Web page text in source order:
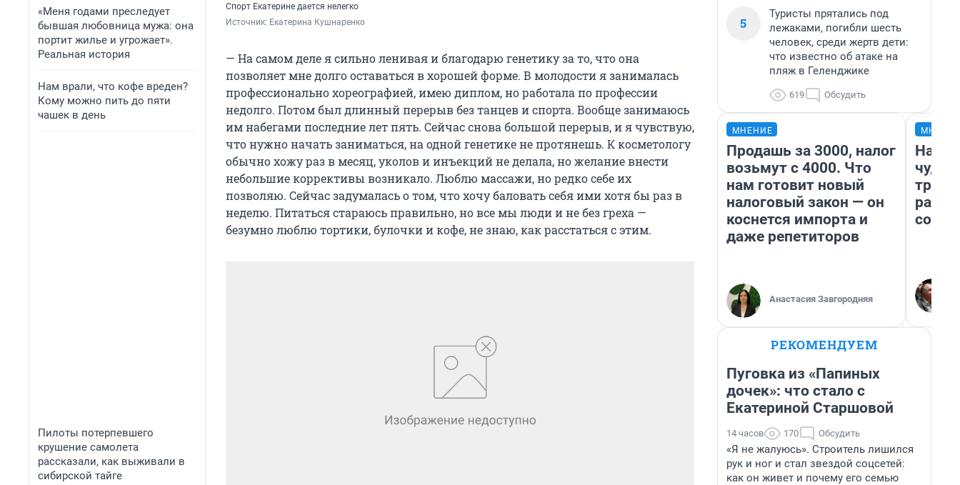
«Меня годами преследует
бывшая любовница мужа: она
портит жилье и угрожает».
Реальная история
Нам врали, что кофе вреден?
Кому можно пить до пяти
чашек в день
Пилоты потерпевшего
крушение самолета
рассказали, как выживали в
сибирской тайге
Спорт Екатерине дается нелегко
Источник: Екатерина Кушнаренко
— На самом деле я сильно ленивая и благодарю генетику за то, что она
позволяет мне долго оставаться в хорошей форме. В молодости я занималась
профессионально хореографией, имею диплом, но работала по профессии
недолго. Потом был длинный перерыв без танцев и спорта. Вообще занимаюсь
им набегами последние лет пять. Сейчас снова большой перерыв, и я чувствую,
что нужно начать заниматься, на одной генетике не протянешь. К косметологу
обычно хожу раз в месяц, уколов и инъекций не делала, но желание внести
небольшие коррективы возникало. Люблю массажи, но редко себе их
позволяю. Сейчас задумалась о том, что хочу баловать себя ими хотя бы раз в
неделю. Питаться стараюсь правильно, но все мы люди и не без греха —
безумно люблю тортики, булочки и кофе, не знаю, как расстаться с этим.
5
Туристы прятались под
лежаками, погибли шесть
человек, среди жертв дети:
что известно об атаке на
пляж в Геленджике
619 Обсудить
МНЕНИЕ
Продашь за 3000, налог
возьмут с 4000. Что
нам готовит новый
налоговый закон — он
коснется импорта и
даже репетиторов
Анастасия Завгородняя
РЕКОМЕНДУЕМ
Пуговка из «Папиных
дочек»: что стало с
Екатериной Старшовой
14 часов 170 Обсудить
«Я не жалуюсь». Строитель лишился
рук и ног и стал звездой соцсетей:
как он живет и почему его семью